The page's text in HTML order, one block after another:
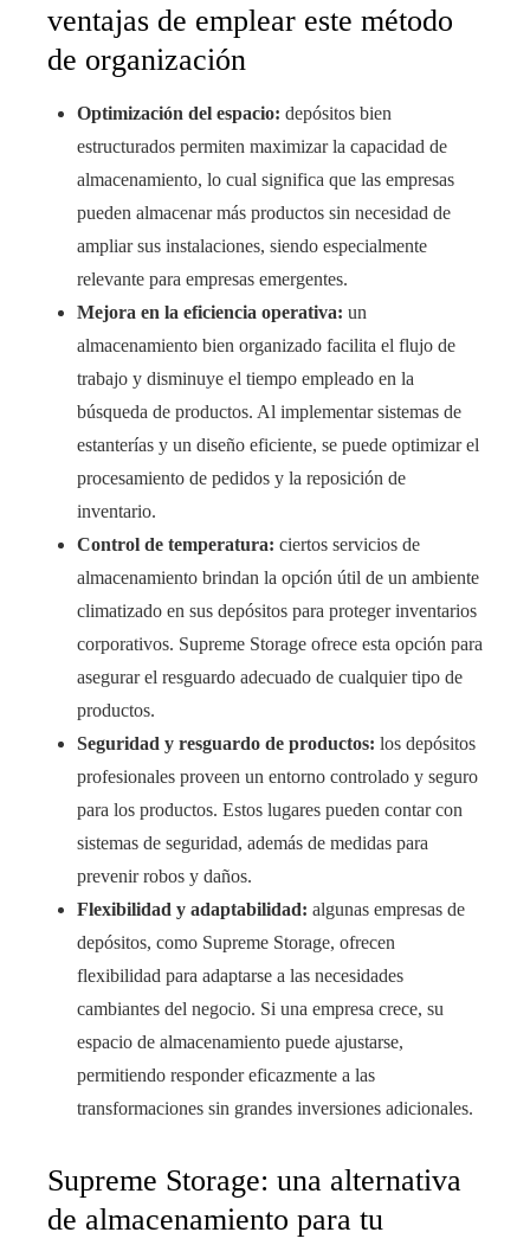
ventajas de emplear este método
de organización
Optimización del espacio: depósitos bien
estructurados permiten maximizar la capacidad de
almacenamiento, lo cual significa que las empresas
pueden almacenar más productos sin necesidad de
ampliar sus instalaciones, siendo especialmente
relevante para empresas emergentes.
Mejora en la eficiencia operativa: un
almacenamiento bien organizado facilita el flujo de
trabajo y disminuye el tiempo empleado en la
búsqueda de productos. Al implementar sistemas de
estanterías y un diseño eficiente, se puede optimizar el
procesamiento de pedidos y la reposición de
inventario.
Control de temperatura: ciertos servicios de
almacenamiento brindan la opción útil de un ambiente
climatizado en sus depósitos para proteger inventarios
corporativos. Supreme Storage ofrece esta opción para
asegurar el resguardo adecuado de cualquier tipo de
productos.
Seguridad y resguardo de productos: los depósitos
profesionales proveen un entorno controlado y seguro
para los productos. Estos lugares pueden contar con
sistemas de seguridad, además de medidas para
prevenir robos y daños.
Flexibilidad y adaptabilidad: algunas empresas de
depósitos, como Supreme Storage, ofrecen
flexibilidad para adaptarse a las necesidades
cambiantes del negocio. Si una empresa crece, su
espacio de almacenamiento puede ajustarse,
permitiendo responder eficazmente a las
transformaciones sin grandes inversiones adicionales.
Supreme Storage: una alternativa
de almacenamiento para tu